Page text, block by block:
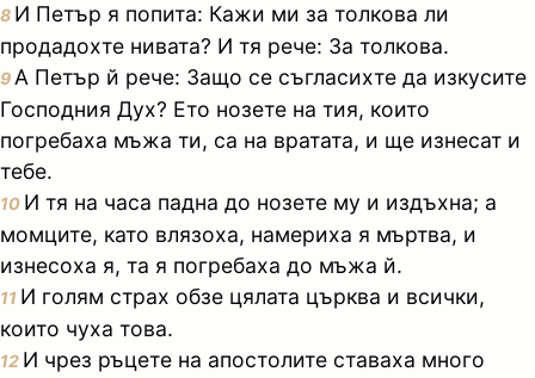
8 И Петър я попита: Кажи ми за толкова ли
продадохте нивата? И тя рече: За толкова.
9 А Петър й рече: Защо се съгласихте да изкусите
Господния Дух? Ето нозете на тия, които
погребаха мъжа ти, са на вратата, и ще изнесат и
тебе.
10 И тя на часа падна до нозете му и издъхна; а
момците, като влязоха, намериха я мъртва, и
изнесоха я, та я погребаха до мъжа й.
11 И голям страх обзе цялата църква и всички,
които чуха това.
12 И чрез ръцете на апостолите ставаха много